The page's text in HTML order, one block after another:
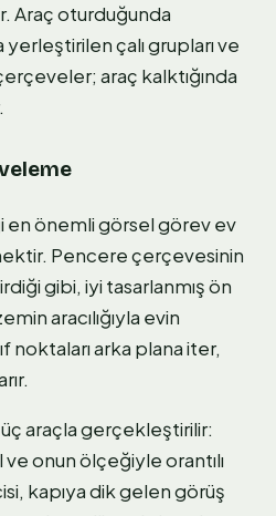
Araç oturduğunda
çalı grupları ve
araç kalktığında
en önemli görsel görev ev
Pencere çerçevesinin
gibi, iyi tasarlanmış ön
aracılığıyla evin
noktaları arka plana iter,
araçla gerçekleştirilir:
onun ölçeğiyle orantılı
kapıya dik gelen görüş